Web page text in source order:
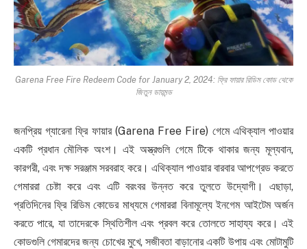
Garena Free Fire Redeem Code for January 2, 2024: ফ্রি ফায়ার রিডিম কোড থেকে
জিতুন ডায়মন্ড
জনপ্রিয় গ্যারেনা ফ্রি ফায়ার (Garena Free Fire) গেমে এথিক্যাল পাওয়ার
একটি প্রধান মৌলিক অংশ। এই অস্ত্রগুলি গেমে টিকে থাকার জন্য মূল্যবান,
কারগরী, এবং দক্ষ সরঞ্জাম সরবরাহ করে। এথিক্যাল পাওয়ার বারবার আপগ্রেড করতে
গেমাররা চেষ্টা করে এবং এটি বরংবর উন্নত করে তুলতে উদ্যোগী। এছাড়া,
প্রতিদিনের ফ্রি রিডিম কোডের মাধ্যমে গেমাররা বিনামূল্যে ইনগেম আইটেম অর্জন
করতে পারে, যা তাদেরকে স্থিতিশীল এবং প্রবল করে তোলতে সাহায্য করে। এই
কোডগুলি গেমারদের জন্য চোখের মুখে, সজীবতা বাড়ানোর একটি উপায় এবং মোটামুটি